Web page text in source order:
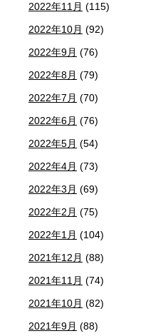
2022年11月 (115)
2022年10月 (92)
2022年9月 (76)
2022年8月 (79)
2022年7月 (70)
2022年6月 (76)
2022年5月 (54)
2022年4月 (73)
2022年3月 (69)
2022年2月 (75)
2022年1月 (104)
2021年12月 (88)
2021年11月 (74)
2021年10月 (82)
2021年9月 (88)